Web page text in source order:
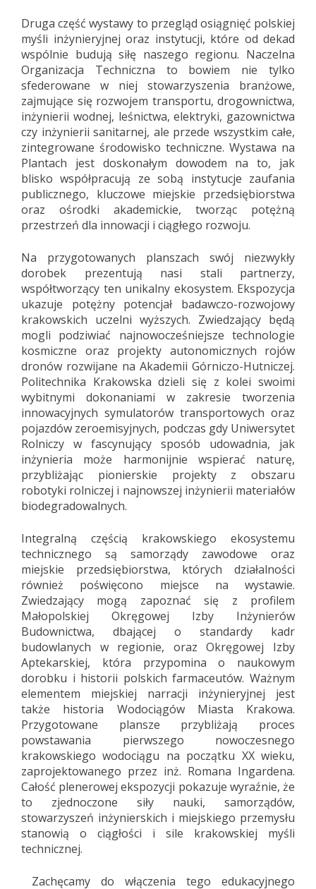
Druga część wystawy to przegląd osiągnięć polskiej
myśli inżynieryjnej oraz instytucji, które od dekad
wspólnie budują siłę naszego regionu. Naczelna
Organizacja Techniczna to bowiem nie tylko
sfederowane w niej stowarzyszenia branżowe,
zajmujące się rozwojem transportu, drogownictwa,
inżynierii wodnej, leśnictwa, elektryki, gazownictwa
czy inżynierii sanitarnej, ale przede wszystkim całe,
zintegrowane środowisko techniczne. Wystawa na
Plantach jest doskonałym dowodem na to, jak
blisko współpracują ze sobą instytucje zaufania
publicznego, kluczowe miejskie przedsiębiorstwa
oraz ośrodki akademickie, tworząc potężną
przestrzeń dla innowacji i ciągłego rozwoju.
Na przygotowanych planszach swój niezwykły
dorobek prezentują nasi stali partnerzy,
współtworzący ten unikalny ekosystem. Ekspozycja
ukazuje potężny potencjał badawczo-rozwojowy
krakowskich uczelni wyższych. Zwiedzający będą
mogli podziwiać najnowocześniejsze technologie
kosmiczne oraz projekty autonomicznych rojów
dronów rozwijane na Akademii Górniczo-Hutniczej.
Politechnika Krakowska dzieli się z kolei swoimi
wybitnymi dokonaniami w zakresie tworzenia
innowacyjnych symulatorów transportowych oraz
pojazdów zeroemisyjnych, podczas gdy Uniwersytet
Rolniczy w fascynujący sposób udowadnia, jak
inżynieria może harmonijnie wspierać naturę,
przybliżając pionierskie projekty z obszaru
robotyki rolniczej i najnowszej inżynierii materiałów
biodegradowalnych.
Integralną częścią krakowskiego ekosystemu
technicznego są samorządy zawodowe oraz
miejskie przedsiębiorstwa, których działalności
również poświęcono miejsce na wystawie.
Zwiedzający mogą zapoznać się z profilem
Małopolskiej Okręgowej Izby Inżynierów
Budownictwa, dbającej o standardy kadr
budowlanych w regionie, oraz Okręgowej Izby
Aptekarskiej, która przypomina o naukowym
dorobku i historii polskich farmaceutów. Ważnym
elementem miejskiej narracji inżynieryjnej jest
także historia Wodociągów Miasta Krakowa.
Przygotowane plansze przybliżają proces
powstawania pierwszego nowoczesnego
krakowskiego wodociągu na początku XX wieku,
zaprojektowanego przez inż. Romana Ingardena.
Całość plenerowej ekspozycji pokazuje wyraźnie, że
to zjednoczone siły nauki, samorządów,
stowarzyszeń inżynierskich i miejskiego przemysłu
stanowią o ciągłości i sile krakowskiej myśli
technicznej.
Zachęcamy do włączenia tego edukacyjnego